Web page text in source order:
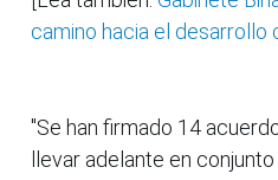
camino hacia el desarrollo
"Se han firmado 14
llevar adelante en